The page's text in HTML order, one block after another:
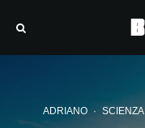
ADRIANO · SCIENZA